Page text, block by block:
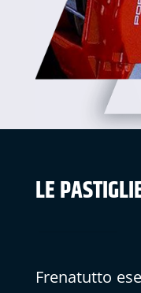
LE
Frenatutto